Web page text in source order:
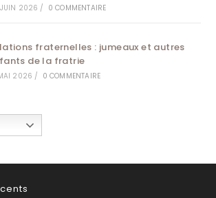
2026 / 0 COMMENTAIRE
fraternelles : jumeaux et autres
de la fratrie
2026 / 0 COMMENTAIRE